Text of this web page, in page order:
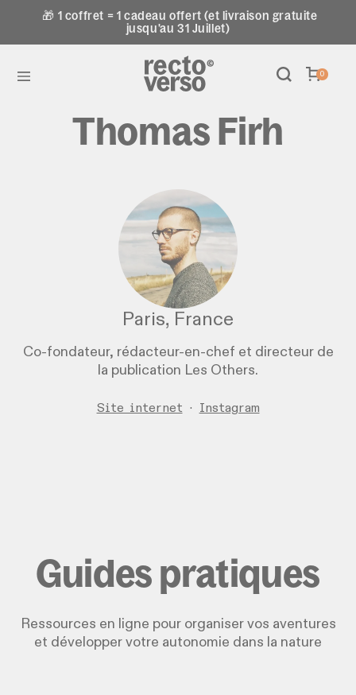
🎁 1 coffret = 1 cadeau offert (et livraison gratuite
jusqu'au 31 Juillet)
0
Thomas Firh
Paris, France
Co-fondateur, rédacteur-en-chef et directeur de
la publication Les Others.
Site internet · Instagram
Guides pratiques
Ressources en ligne pour organiser vos aventures
et développer votre autonomie dans la nature